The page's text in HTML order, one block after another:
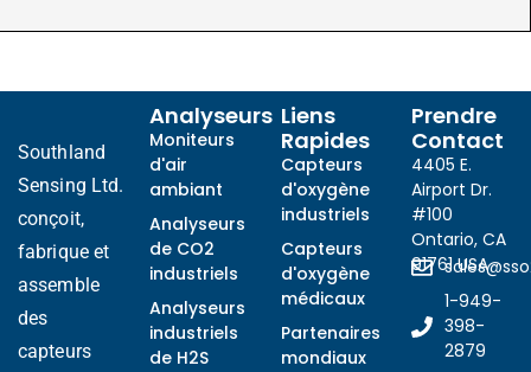
Southland
Sensing Ltd.
conçoit,
fabrique et
assemble
des
capteurs
Analyseurs
Moniteurs
d'air
ambiant
Analyseurs
de CO2
industriels
Analyseurs
industriels
de H2S
Liens
Rapides
Capteurs
d'oxygène
industriels
Capteurs
d'oxygène
médicaux
Partenaires
mondiaux
Prendre
Contact
4405 E.
Airport Dr.
#100
Ontario, CA
91761 USA
1-949-
398-
2879